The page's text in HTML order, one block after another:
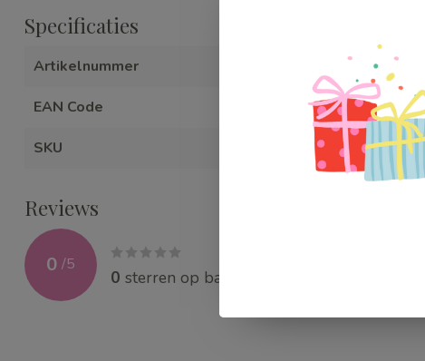
Specificaties
Artikelnummer WEB977804
EAN Code
SKU WEB977804
Reviews
0 /5
0 sterren op basis van